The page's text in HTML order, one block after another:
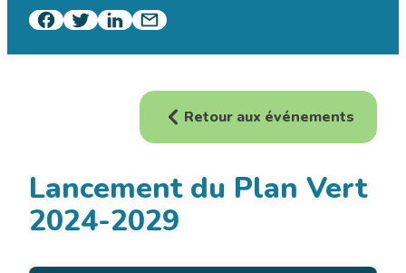
Retour aux événements
Lancement du Plan Vert
2024-2029